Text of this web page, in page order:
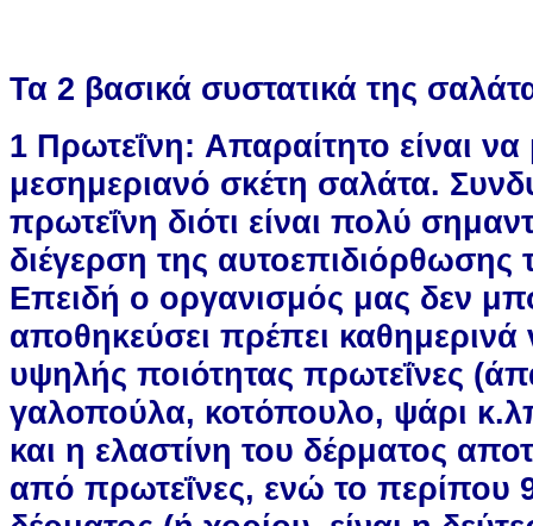
Τα 2 βασικά συστατικά της
1 Πρωτεΐνη: Απαραίτητο είναι να
μεσημεριανό σκέτη σαλάτα.
πρωτεΐνη διότι είναι πολύ
διέγερση της
Επειδή ο οργανισμός μας δεν
αποθηκεύσει πρέπει καθημερινά
υψηλής ποιότητας πρωτεΐνες
γαλοπούλα, κοτόπουλο, ψάρι
και η ελαστίνη του δέρματος
από πρωτεΐνες, ενώ το περίπου